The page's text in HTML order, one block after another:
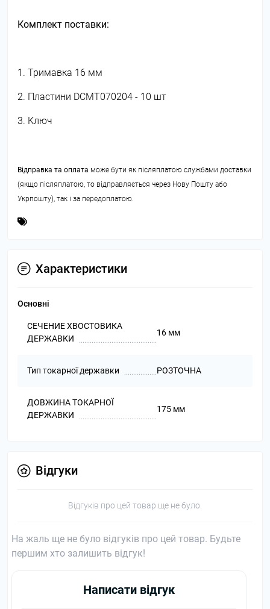
Комплект поставки:
1. Тримавка 16 мм
2. Пластини DCMT070204 - 10 шт
3. Ключ
Відправка та оплата може бути як післяплатою службами доставки
(якщо післяплатою, то відправляється через Нову Пошту або
Укрпошту), так і за передоплатою.
Характеристики
Основні
СЕЧЕНИЕ ХВОСТОВИКА
ДЕРЖАВКИ
16 мм
Тип токарної державки РОЗТОЧНА
ДОВЖИНА ТОКАРНОЇ
ДЕРЖАВКИ
175 мм
Відгуки
Відгуків про цей товар ще не було.
На жаль ще не було відгуків про цей товар. Будьте
першим хто залишить відгук!
Написати відгук